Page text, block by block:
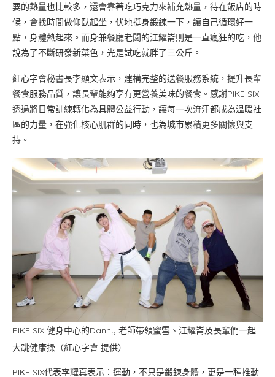
要的熱量也比較多，還會靠著吃巧克力來補充熱量，待在飯店的時
候，會找時間做仰臥起坐，伏地挺身鍛鍊一下，讓自己循環好一
點，身體熱起來。而身兼餐廳老闆的江耀崙則是一直瘋狂的吃，他
說為了不斷研發新菜色，光是試吃就胖了三公斤。
紅心字會秘書長李顯文表示，建構完整的送餐服務系統，提升長輩
餐食服務品質，讓長輩能夠享有更營養美味的餐食。感謝PIKE SIX
透過將日常訓練轉化為具體公益行動，讓每一次流汗都成為溫暖社
區的力量，在強化核心肌群的同時，也為城市累積更多關懷與支
持。
PIKE SIX 健身中心的Danny 老師帶領蜜雪、江耀崙及長輩們一起
大跳健康操（紅心字會 提供）
PIKE SIX代表李耀真表示：運動，不只是鍛鍊身體，更是一種推動